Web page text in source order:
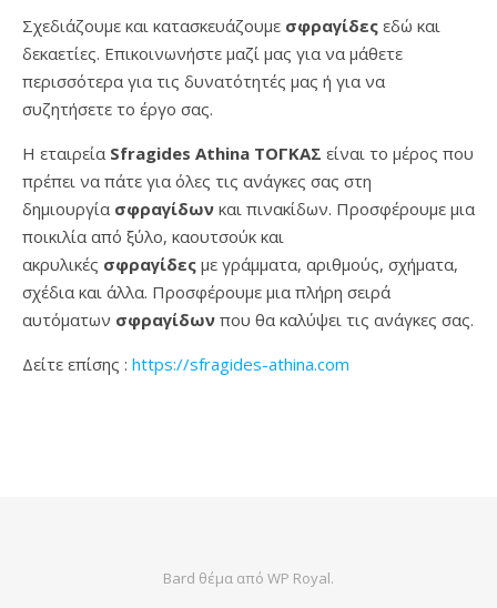
Σχεδιάζουμε και κατασκευάζουμε σφραγίδες εδώ και
δεκαετίες. Επικοινωνήστε μαζί μας για να μάθετε
περισσότερα για τις δυνατότητές μας ή για να
συζητήσετε το έργο σας.
Η εταιρεία Sfragides Athina ΤΟΓΚΑΣ είναι το μέρος που
πρέπει να πάτε για όλες τις ανάγκες σας στη
δημιουργία σφραγίδων και πινακίδων. Προσφέρουμε μια
ποικιλία από ξύλο, καουτσούκ και
ακρυλικές σφραγίδες με γράμματα, αριθμούς, σχήματα,
σχέδια και άλλα. Προσφέρουμε μια πλήρη σειρά
αυτόματων σφραγίδων που θα καλύψει τις ανάγκες σας.
Δείτε επίσης : https://sfragides-athina.com
Bard θέμα από WP Royal.